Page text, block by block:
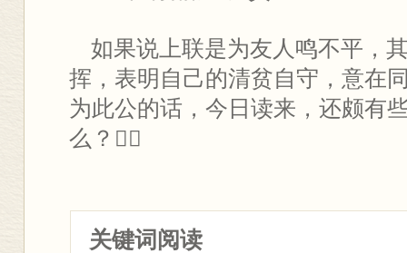
如果说上联是为友人鸣不平，
挥，表明自己的清贫自守，意在
为此公的话，今日读来，还颇有
么？
关键词阅读